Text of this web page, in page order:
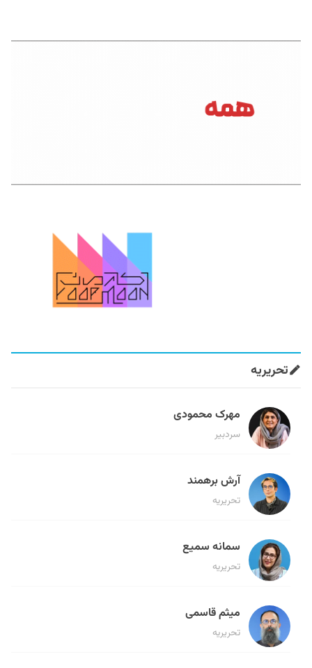
تحریریه
مهرک محمودی
سردبیر
آرش برهمند
تحریریه
سمانه سمیع
تحریریه
میثم قاسمی
تحریریه